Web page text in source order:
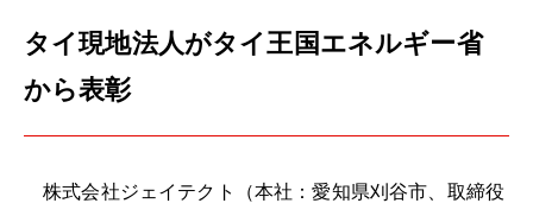
タイ現地法人がタイ王国エネルギー省
から表彰
株式会社ジェイテクト（本社：愛知県刈谷市、取締役